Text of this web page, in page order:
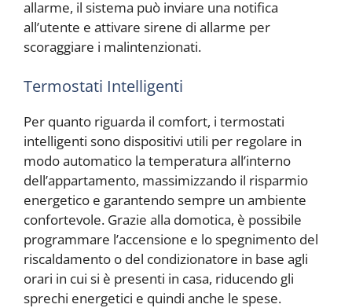
allarme, il sistema può inviare una notifica
all’utente e attivare sirene di allarme per
scoraggiare i malintenzionati.
Termostati Intelligenti
Per quanto riguarda il comfort, i termostati
intelligenti sono dispositivi utili per regolare in
modo automatico la temperatura all’interno
dell’appartamento, massimizzando il risparmio
energetico e garantendo sempre un ambiente
confortevole. Grazie alla domotica, è possibile
programmare l’accensione e lo spegnimento del
riscaldamento o del condizionatore in base agli
orari in cui si è presenti in casa, riducendo gli
sprechi energetici e quindi anche le spese.